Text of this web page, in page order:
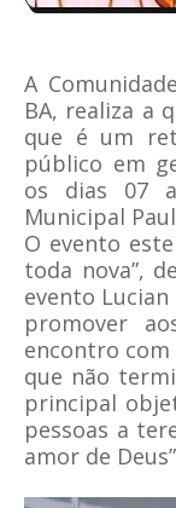
A
BA, realiza a
que é um
público em
os dias 07
Municipal
O evento
toda nova”,
evento
promover
encontro com
que não
principal
pessoas a
amor de